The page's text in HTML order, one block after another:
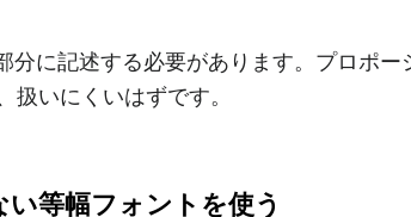
に記述する必要があります。プロポー
いにくいはずです。
等幅フォントを使う